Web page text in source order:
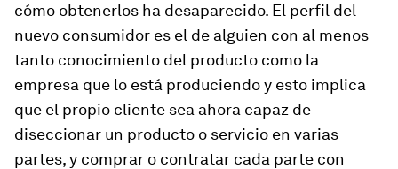
cómo obtenerlos ha desaparecido. El perfil del
nuevo consumidor es el de alguien con al menos
tanto conocimiento del producto como la
empresa que lo está produciendo y esto implica
que el propio cliente sea ahora capaz de
diseccionar un producto o servicio en varias
partes, y comprar o contratar cada parte con